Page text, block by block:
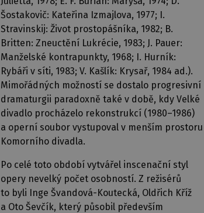
Šostakovič: Kateřina Izmajlova, 1977; I.
Stravinskij: Život prostopášníka, 1982; B.
Britten: Zneuctění Lukrécie, 1983; J. Pauer:
Manželské kontrapunkty, 1968; I. Hurník:
Rybáři v síti, 1983; V. Kašlík: Krysař, 1984 ad.).
Mimořádných možností se dostalo progresivní
dramaturgii paradoxně také v době, kdy Velké
divadlo procházelo rekonstrukcí (1980–1986)
a operní soubor vystupoval v menším prostoru
Komorního divadla.
Po celé toto období vytvářel inscenační styl
opery nevelký počet osobností. Z režisérů
to byli Inge Švandová-Koutecká, Oldřich Kříž
a Oto Ševčík, který působil především